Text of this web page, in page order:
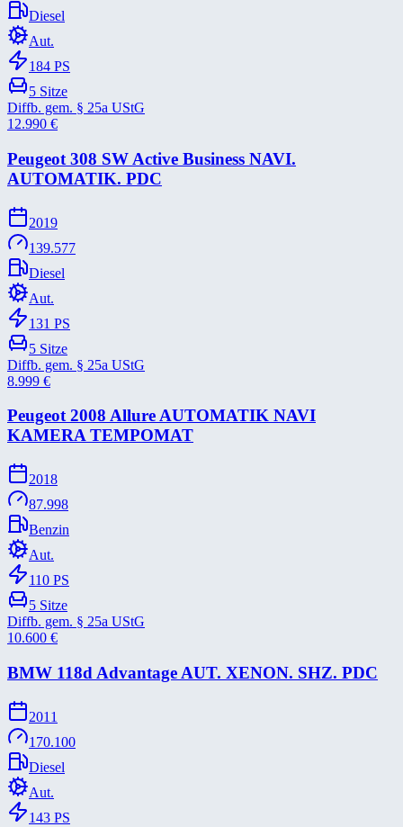
Diesel
Aut.
184 PS
5 Sitze
Diffb. gem. § 25a UStG
12.990 €
Peugeot 308 SW Active Business NAVI.
AUTOMATIK. PDC
2019
139.577
Diesel
Aut.
131 PS
5 Sitze
Diffb. gem. § 25a UStG
8.999 €
Peugeot 2008 Allure AUTOMATIK NAVI
KAMERA TEMPOMAT
2018
87.998
Benzin
Aut.
110 PS
5 Sitze
Diffb. gem. § 25a UStG
10.600 €
BMW 118d Advantage AUT. XENON. SHZ. PDC
2011
170.100
Diesel
Aut.
143 PS